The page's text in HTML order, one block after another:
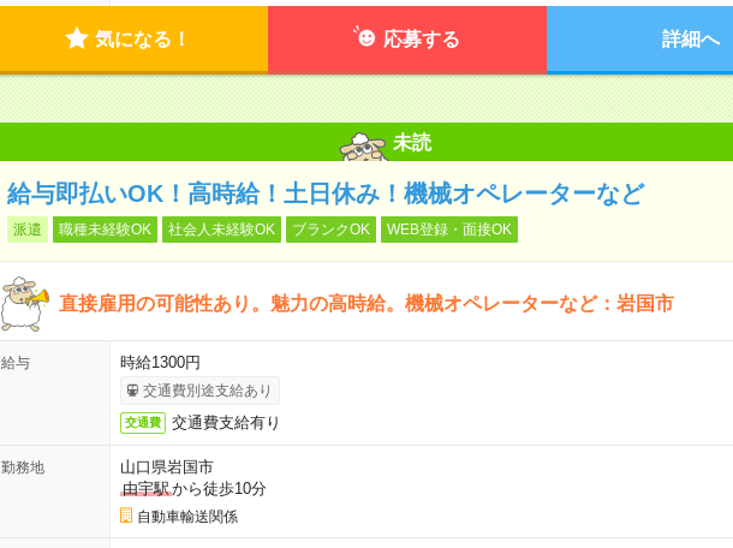
気になる！ 応募する 詳細へ
未読
給与即払いOK！高時給！土日休み！機械オペレーターなど
派遣 職種未経験OK 社会人未経験OK ブランクOK WEB登録・面接OK
直接雇用の可能性あり。魅力の高時給。機械オペレーターなど：岩国市
給与 時給1300円
交通費別途支給あり
交通費 交通費支給有り
勤務地
山口県岩国市
由宇駅から徒歩10分
自動車輸送関係